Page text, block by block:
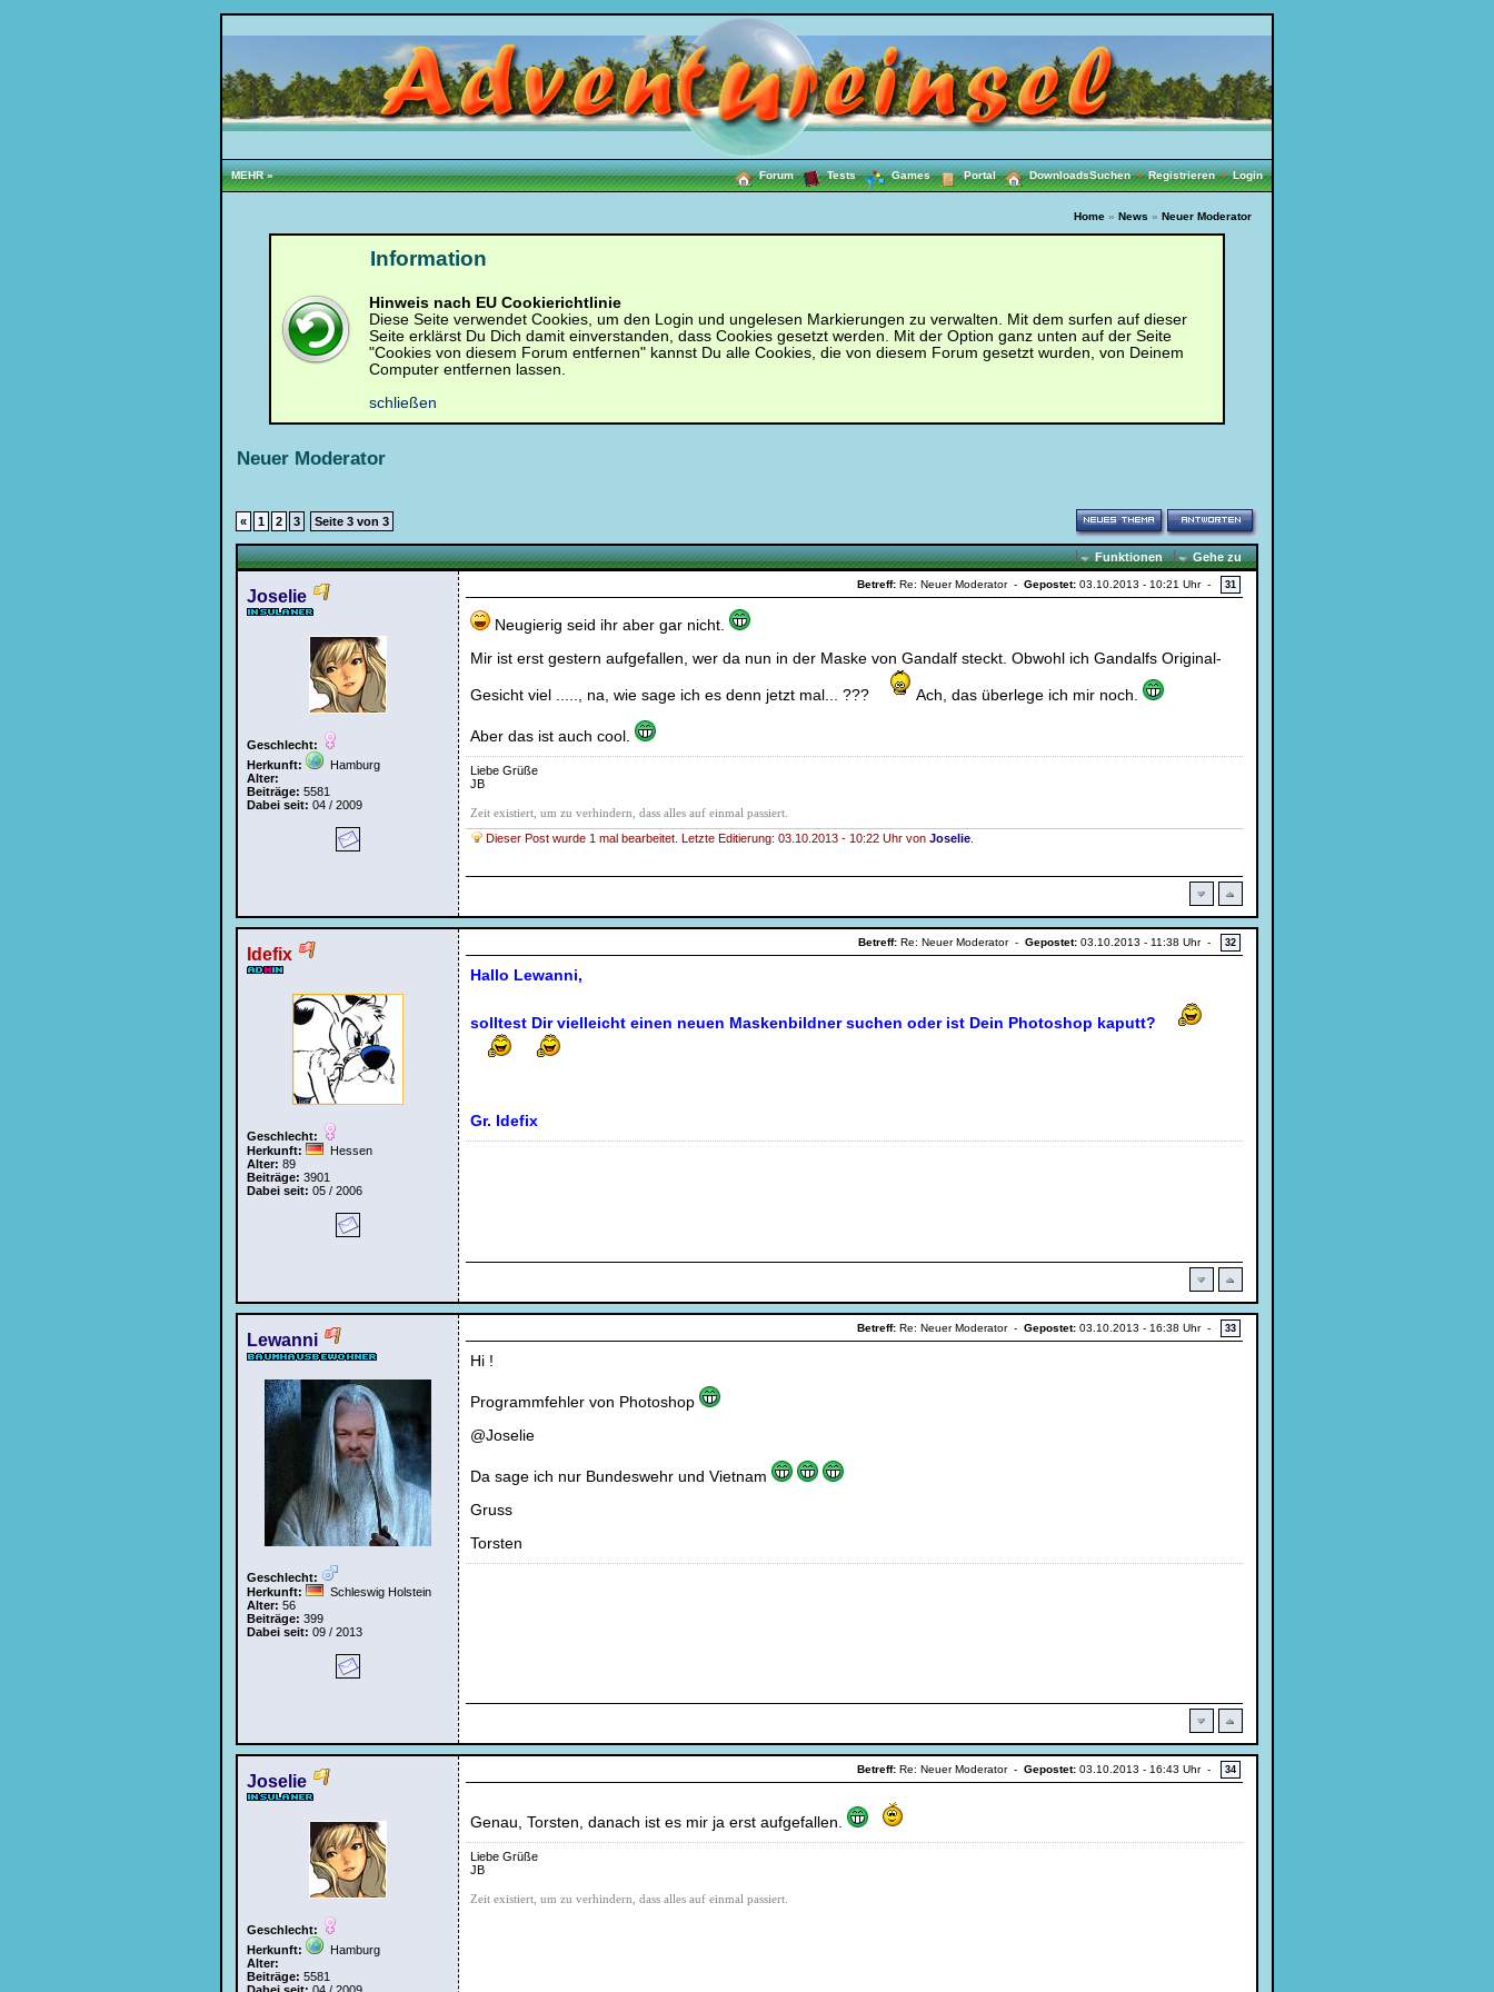
MEHR » Forum Tests Games Portal DownloadsSuchen •Registrieren •Login
Loginbox
Trage
die
nachfolgenden
Felder
Benutzernamen
und
Kennwort
ein,
um
Dich
einzuloggen.
Bei jedem Besuch
automatisch einloggen.
Ich habe mein Passwort
vergessen Registrieren
Home » News » Neuer Moderator
Information
Hinweis nach EU Cookierichtlinie
Diese Seite verwendet Cookies, um den Login und ungelesen Markierungen zu verwalten. Mit dem surfen auf dieser
Seite erklärst Du Dich damit einverstanden, dass Cookies gesetzt werden. Mit der Option ganz unten auf der Seite
"Cookies von diesem Forum entfernen" kannst Du alle Cookies, die von diesem Forum gesetzt wurden, von Deinem
Computer entfernen lassen.
schließen
Neuer Moderator
« 1 2 3 Seite 3 von 3
Gehe zu
Funktionen
Joselie
Geschlecht:
Herkunft:
Hamburg
Alter:
Beiträge: 5581
Dabei seit: 04 / 2009
Betreff: Re: Neuer Moderator - Gepostet: 03.10.2013 - 10:21 Uhr - 31
Neugierig seid ihr aber gar nicht.
Mir ist erst gestern aufgefallen, wer da nun in der Maske von Gandalf steckt. Obwohl ich Gandalfs Original-
Gesicht viel ....., na, wie sage ich es denn jetzt mal... ??? Ach, das überlege ich mir noch.
Aber das ist auch cool.
Liebe Grüße
JB
Zeit existiert, um zu verhindern, dass alles auf einmal passiert.
Dieser Post wurde 1 mal bearbeitet. Letzte Editierung: 03.10.2013 - 10:22 Uhr von Joselie
Idefix
Geschlecht:
Herkunft:
Hessen
Alter: 89
Beiträge: 3901
Dabei seit: 05 / 2006
Betreff: Re: Neuer Moderator - Gepostet: 03.10.2013 - 11:38 Uhr - 32
Hallo Lewanni,
solltest Dir vielleicht einen neuen Maskenbildner suchen oder ist Dein Photoshop kaputt?
Gr. Idefix
Lewanni
Geschlecht:
Herkunft:
Schleswig Holstein
Alter: 56
Beiträge: 399
Dabei seit: 09 / 2013
Betreff: Re: Neuer Moderator - Gepostet: 03.10.2013 - 16:38 Uhr - 33
Hi !
Programmfehler von Photoshop
@Joselie
Da sage ich nur Bundeswehr und Vietnam
Gruss
Torsten
Joselie
Geschlecht:
Herkunft:
Hamburg
Alter:
Beiträge: 5581
Betreff: Re: Neuer Moderator - Gepostet: 03.10.2013 - 16:43 Uhr - 34
Genau, Torsten, danach ist es mir ja erst aufgefallen.
Liebe Grüße
JB
Zeit existiert, um zu verhindern, dass alles auf einmal passiert.